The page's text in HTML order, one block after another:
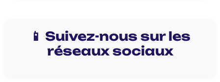
📱 Suivez-nous sur les
réseaux sociaux